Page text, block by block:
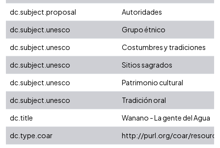
dc.subject.proposal
Autoridades
dc.subject.unesco
Grupo étnico
dc.subject.unesco
Costumbres y tradiciones
dc.subject.unesco
Sitios sagrados
dc.subject.unesco
Patrimonio cultural
dc.subject.unesco
Tradición oral
dc.title
Wanano - La gente del Agua
dc.type.coar
http://purl.org/coar/